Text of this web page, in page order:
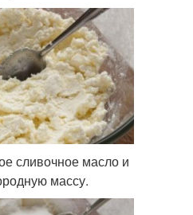
сливочное масло и
массу.